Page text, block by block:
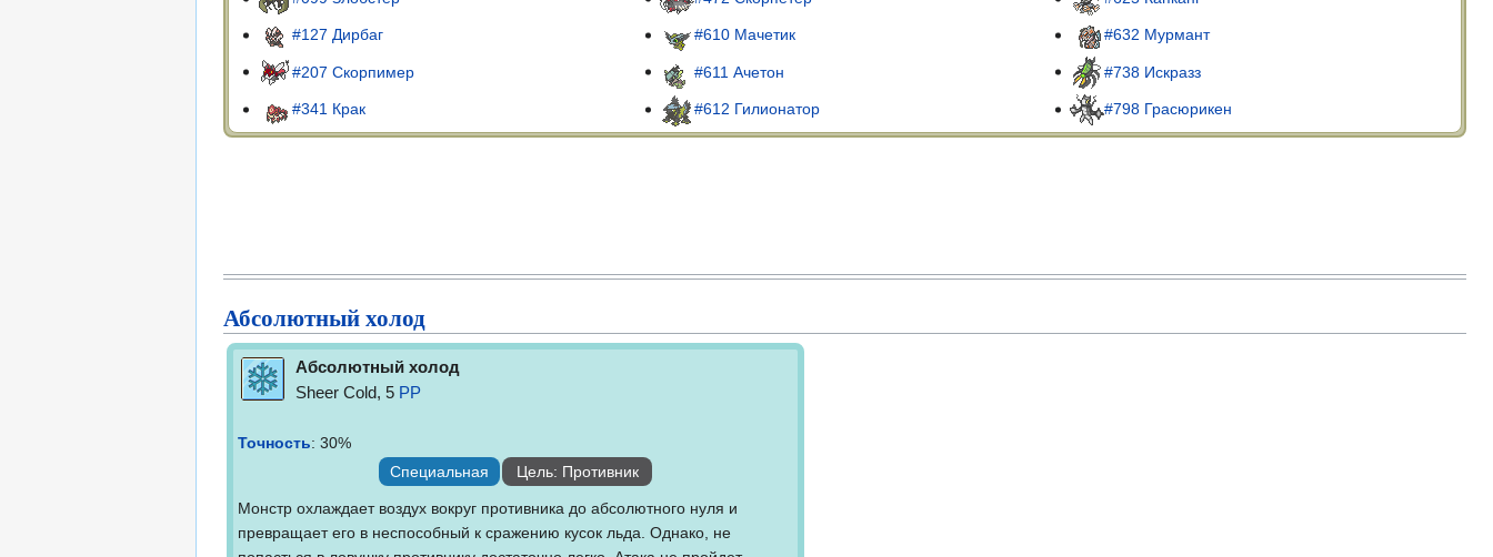
#127 Дирбаг
#207 Скорпимер
#341 Крак
#610 Мачетик
#611 Ачетон
#612 Гилионатор
#632 Мурмант
#738 Искразз
#798 Грасюрикен
Абсолютный холод
Абсолютный холод
Sheer Cold, 5 PP
Точность: 30%
Специальная
Цель: Противник
Монстр охлаждает воздух вокруг противника до абсолютного нуля и
превращает его в неспособный к сражению кусок льда. Однако, не